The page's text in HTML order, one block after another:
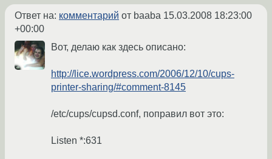
Ответ на: комментарий от baaba 15.03.2008 18:23:00
+00:00
Вот, делаю как здесь описано:
http://lice.wordpress.com/2006/12/10/cups-
printer-sharing/#comment-8145
/etc/cups/cupsd.conf, поправил вот это:
Listen *:631